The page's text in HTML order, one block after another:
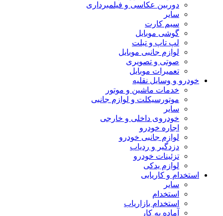
دوربین عکاسی و فیلمبرداری
سایر
سیم کارت
گوشی موبایل
لپ تاپ و تبلت
لوازم جانبی موبایل
صوتی و تصویری
تعمیرات موبایل
خودرو و وسایل نقلیه
خدمات ماشین و موتور
موتورسیکلت و لوازم جانبی
سایر
خودروی داخلی و خارجی
اجاره خودرو
لوازم جانبی خودرو
دزدگیر و ردیاب
تزئینات خودرو
لوازم یدکی
استخدام و کاریابی
سایر
استخدام
استخدام بازاریاب
آماده به کار